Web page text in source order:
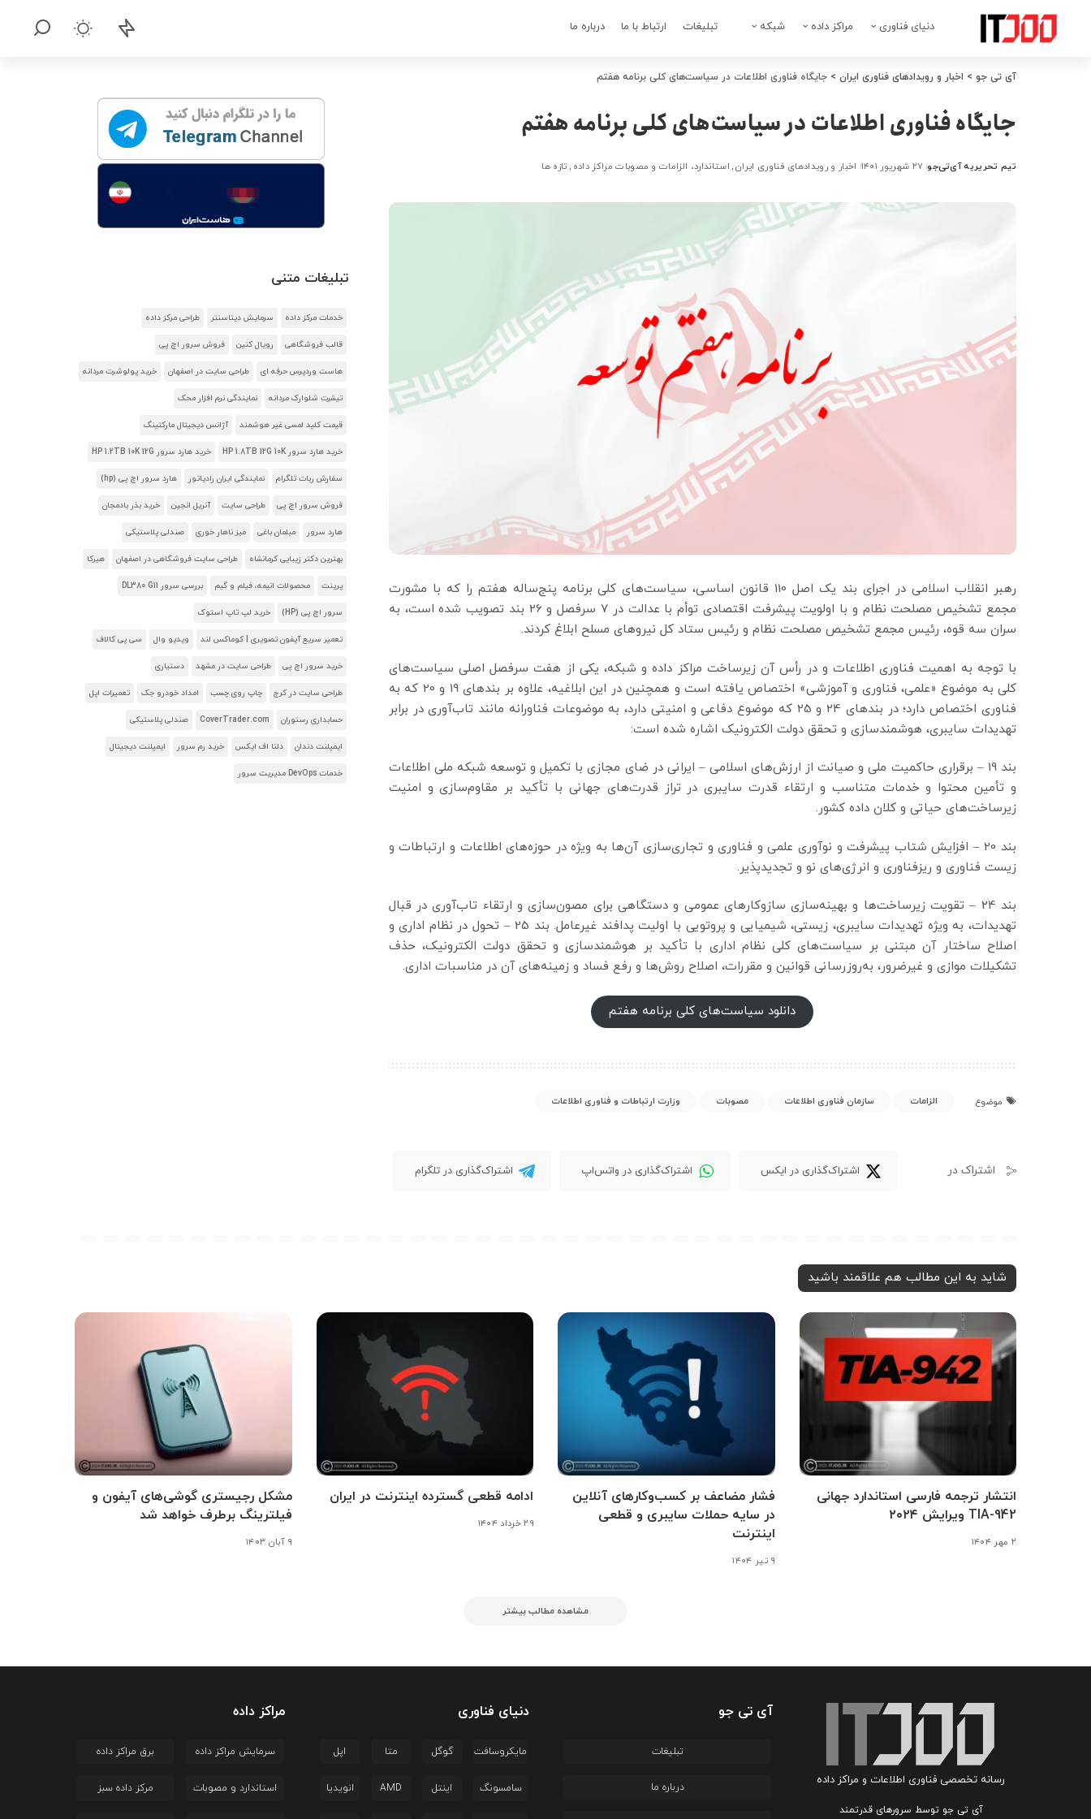
دنیای فناوری مراکز داده شبکه تبلیغات ارتباط با ما درباره ما
آی تی جو > اخبار و رویدادهای فناوری ایران > جایگاه فناوری اطلاعات در سیاست‌های کلی برنامه هفتم
جایگاه فناوری اطلاعات در سیاست‌های کلی برنامه هفتم
ارسال
تیم تحریریه آی‌تی‌جو ۲۷ شهریور ۱۴۰۱ اخبار و رویدادهای فناوری ایران استاندارد، الزامات و مصوبات مراکز داده تازه ها
رهبر انقلاب اسلامی در اجرای بند یک اصل 110 قانون اساسی، سیاست‌های کلی برنامه پنج‌ساله هفتم را که با مشورت
مجمع تشخیص مصلحت نظام و با اولویت پیشرفت اقتصادی توأم با عدالت در 7 سرفصل و 26 بند تصویب شده است، به
سران سه قوه، رئیس مجمع تشخیص مصلحت نظام و رئیس ستاد کل نیروهای مسلح ابلاغ کردند.
با توجه به اهمیت فناوری اطلاعات و در رأس آن زیرساخت مراکز داده و شبکه، یکی از هفت سرفصل اصلی سیاست‌های
کلی به موضوع «علمی، فناوری و آموزشی» اختصاص یافته است و همچنین در این ابلاغیه، علاوه بر بندهای 19 و 20 که به
فناوری اختصاص دارد؛ در بندهای 24 و 25 که موضوع دفاعی و امنیتی دارد، به موضوعات فناورانه مانند تاب‌آوری در برابر
تهدیدات سایبری، هوشمندسازی و تحقق دولت الکترونیک اشاره شده است:
بند 19 – برقراری حاکمیت ملی و صیانت از ارزش‌های اسلامی – ایرانی در ضای مجازی با تکمیل و توسعه شبکه ملی اطلاعات
و تأمین محتوا و خدمات متناسب و ارتقاء قدرت سایبری در تراز قدرت‌های جهانی با تأکید بر مقاوم‌سازی و امنیت
زیرساخت‌های حیاتی و کلان داده کشور.
بند 20 – افزایش شتاب پیشرفت و نوآوری علمی و فناوری و تجاری‌سازی آن‌ها به ویژه در حوزه‌های اطلاعات و ارتباطات و
زیست فناوری و ریزفناوری و انرژی‌های نو و تجدیدپذیر.
بند 24 – تقویت زیرساخت‌ها و بهینه‌سازی سازوکارهای عمومی و دستگاهی برای مصون‌سازی و ارتقاء تاب‌آوری در قبال
تهدیدات، به ویژه تهدیدات سایبری، زیستی، شیمیایی و پروتویی با اولیت پدافند غیرعامل. بند 25 – تحول در نظام اداری و
اصلاح ساختار آن مبتنی بر سیاست‌های کلی نظام اداری با تأکید بر هوشمندسازی و تحقق دولت الکترونیک، حذف
تشکیلات موازی و غیرضرور، به‌روزرسانی قوانین و مقررات، اصلاح روش‌ها و رفع فساد و زمینه‌های آن در مناسبات اداری.
دانلود سیاست‌های کلی برنامه هفتم
موضوع الزامات سازمان فناوری اطلاعات مصوبات وزارت ارتباطات و فناوری اطلاعات
اشتراک در اشتراک‌گذاری در ایکس اشتراک‌گذاری در واتس‌اپ اشتراک‌گذاری در تلگرام
تبلیغات متنی
خدمات مرکز داده سرمایش دیتاسنتر طراحی مرکز داده
قالب فروشگاهی رویال کنین فروش سرور اچ پی
هاست وردپرس حرفه ای طراحی سایت در اصفهان خرید پولوشرت مردانه
تیشرت شلوارک مردانه نمایندگی نرم افزار محک
قیمت کلید لمسی غیر هوشمند آژانس دیجیتال مارکتینگ
خرید هارد سرور HP 1.8TB 12G 10K خرید هارد سرور HP 1.2TB 10K 12G
سفارش ربات تلگرام نمایندگی ایران رادیاتور هارد سرور اچ پی (hp)
فروش سرور اچ پی طراحی سایت آنریل انجین خرید بذر بادمجان
هارد سرور مبلمان باغی میز ناهار خوری صندلی پلاستیکی
بهترین دکتر زیبایی کرمانشاه طراحی سایت فروشگاهی در اصفهان هیرکا
پرینت محصولات انیمه، فیلم و گیم بررسی سرور DL380 G11
سرور اچ پی (HP) خرید لپ تاپ استوک
تعمیر سریع آیفون تصویری | کوماکس لند ویدیو وال سی پی کالاف
خرید سرور اچ پی طراحی سایت در مشهد دستیاری
طراحی سایت در کرج چاپ روی چسب امداد خودرو جک تعمیرات اپل
حسابداری رستوران CoverTrader.com صندلی پلاستیکی
ایمپلنت دندان دلتا اف ایکس خرید رم سرور ایمپلنت دیجیتال
خدمات DevOps مدیریت سرور
شاید به این مطالب هم علاقمند باشید
انتشار ترجمه فارسی استاندارد جهانی
TIA-942 ویرایش ۲۰۲۴
۲ مهر ۱۴۰۴
فشار مضاعف بر کسب‌وکارهای آنلاین
در سایه حملات سایبری و قطعی
اینترنت
۹ تیر ۱۴۰۴
ادامه قطعی گسترده اینترنت در ایران
۲۹ خرداد ۱۴۰۴
مشکل رجیستری گوشی‌های آیفون و
فیلترینگ برطرف خواهد شد
۹ آبان ۱۴۰۳
مشاهده مطالب بیشتر
رسانه تخصصی فناوری اطلاعات و مراکز داده
آی تی جو توسط سرورهای قدرتمند
آی تی جو
تبلیغات
درباره ما
دنیای فناوری
مایکروسافت گوگل متا اپل
سامسونگ اینتل AMD انویدیا
مراکز داده
سرمایش مراکز داده برق مراکز داده
استاندارد و مصوبات مرکز داده سبز